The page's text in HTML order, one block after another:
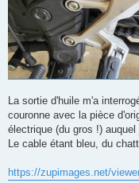
La sortie d'huile m'a
couronne avec la pièce
électrique (du gros !)
Le cable étant bleu, du
https://zupimages.net/